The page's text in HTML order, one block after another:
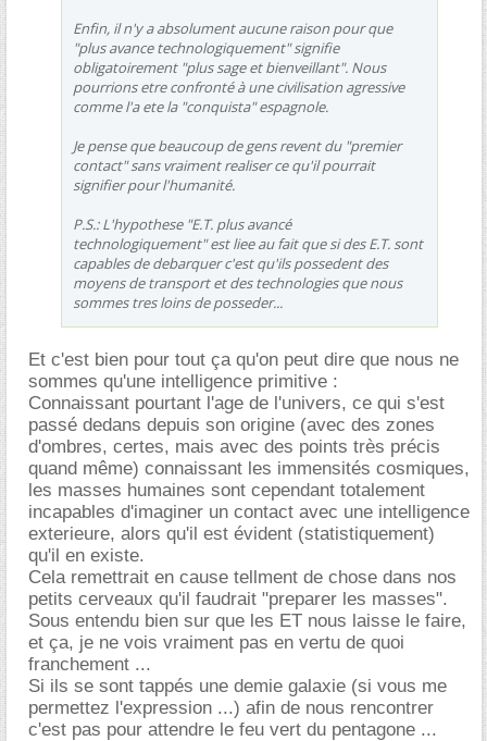
Enfin, il n'y a absolument aucune raison pour que
"plus avance technologiquement" signifie
obligatoirement "plus sage et bienveillant". Nous
pourrions etre confronté à une civilisation agressive
comme l'a ete la "conquista" espagnole.
Je pense que beaucoup de gens revent du "premier
contact" sans vraiment realiser ce qu'il pourrait
signifier pour l'humanité.
P.S.: L'hypothese "E.T. plus avancé
technologiquement" est liee au fait que si des E.T. sont
capables de debarquer c'est qu'ils possedent des
moyens de transport et des technologies que nous
sommes tres loins de posseder...
Et c'est bien pour tout ça qu'on peut dire que nous ne
sommes qu'une intelligence primitive :
Connaissant pourtant l'age de l'univers, ce qui s'est
passé dedans depuis son origine (avec des zones
d'ombres, certes, mais avec des points très précis
quand même) connaissant les immensités cosmiques,
les masses humaines sont cependant totalement
incapables d'imaginer un contact avec une intelligence
exterieure, alors qu'il est évident (statistiquement)
qu'il en existe.
Cela remettrait en cause tellment de chose dans nos
petits cerveaux qu'il faudrait "preparer les masses".
Sous entendu bien sur que les ET nous laisse le faire,
et ça, je ne vois vraiment pas en vertu de quoi
franchement ...
Si ils se sont tappés une demie galaxie (si vous me
permettez l'expression ...) afin de nous rencontrer
c'est pas pour attendre le feu vert du pentagone ...